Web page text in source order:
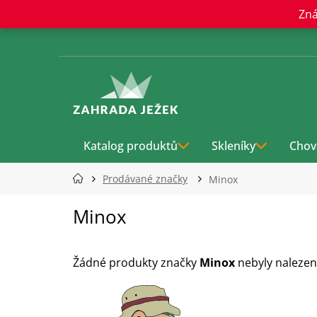
obsah
Katalog produktů Skleníky
Prodávané značky Minox
Minox
Žádné produkty značky Minox nebyly